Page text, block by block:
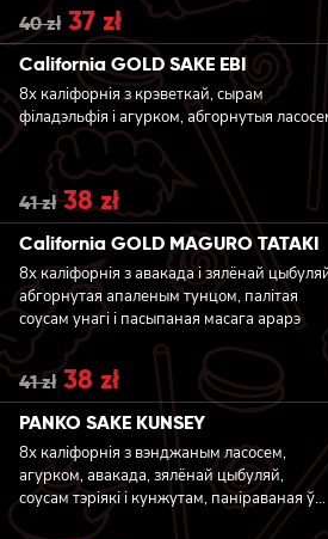
40zł Original
price
was:
40 zł.
37 zł Current
price
is:
37 zł.
California GOLD SAKE EBI
8x каліфорнія з крэветкай, сырам
філадэльфія і агурком, абгорнутыя
41zł Original
price
was:
41 zł.
38zł Current
price
is:
38 zł.
California GOLD MAGURO TATAKI
8x каліфорнія з авакада і зялёнай
абгорнутая апаленым тунцом, палітая
соусам унагі і пасыпаная масага арарэ
41zł Original
price
was:
41 zł.
38 zł Current
price
is:
38 zł.
PANKO SAKE KUNSEY
8x каліфорнія з вэнджаным ласосем,
агурком, авакада, зялёнай цыбуляй,
соусам тэріякі і кунжутам, паніраваная ў
хрумсткіх панка